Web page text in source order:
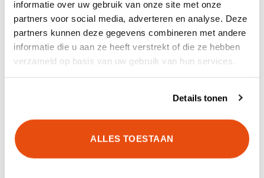
informatie over uw gebruik van onze site met onze
partners voor social media, adverteren en analyse. Deze
partners kunnen deze gegevens combineren met andere
informatie die u aan ze heeft verstrekt of die ze hebben
verzameld op basis van uw gebruik van hun services.
Details tonen
ALLES TOESTAAN
AANVULLENDE INFORMATIE
MERK Smith & Wesson